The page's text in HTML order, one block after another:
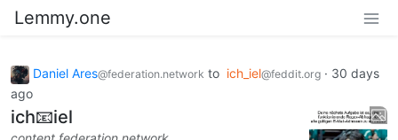
Lemmy.one
Daniel Ares@federation.network to ich_iel@feddit.org · 30 days
ago
ich📧iel